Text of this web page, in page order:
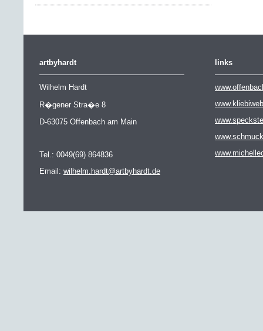
artbyhardt
Wilhelm Hardt
R�gener Stra�e 8
D-63075 Offenbach am Main
Tel.: 0049(69) 864836
Email: wilhelm.hardt@artbyhardt.de
links